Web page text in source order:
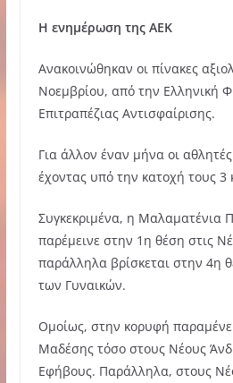
Η ενημέρωση της ΑΕΚ
Ανακοινώθηκαν οι πίνακες
Νοεμβρίου, από την Ελληνική
Επιτραπέζιας Αντισφαίρισης.
Για άλλον έναν μήνα οι
έχοντας υπό την κατοχή τους 3
Συγκεκριμένα, η Μαλαματένια
παρέμεινε στην 1η θέση στις
παράλληλα βρίσκεται στην 4η
των Γυναικών.
Ομοίως, στην κορυφή
Μαδέσης τόσο στους Νέους
Εφήβους. Παράλληλα, στους